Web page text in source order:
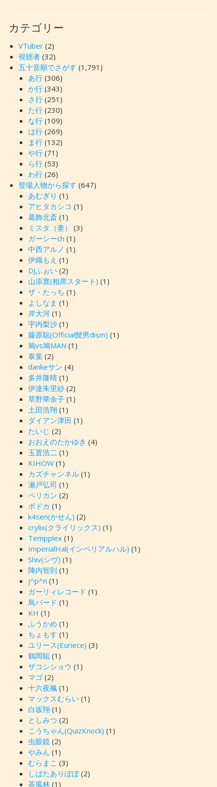
カテゴリー
VTuber(2)
視聴者(32)
五十音順でさがす (1,791)
あ行(306)
か行(343)
さ行(251)
た行(230)
な行(109)
は行(269)
ま行(132)
や行(71)
ら行(53)
わ行(26)
登場人物から探す (647)
あむぎり (1)
アヒタカシコ (1)
葛飾北斎(1)
ミスタ（妻）
(3)
ガーシーch (1)
中西アルノ (1)
伊織もえ (1)
DJふぉい (2)
山添寛(相席スタート) (1)
ザ・たっち (1)
よしなま (1)
岸大河(1)
宇内梨沙(1)
藤原聡(Official髭男dism) (1)
鳩vs鳩MAN (1)
泰葉(2)
dankeサン (4)
多井隆晴(1)
伊達朱里紗(2)
草野華余子(1)
土田浩翔 (1)
ダイアン津田 (1)
たいじ (2)
おおえのたかゆき (4)
玉置浩二 (1)
KIHOW(1)
カズチャンネル(1)
瀬戸弘司 (1)
ペリカン (2)
ボドカ (1)
k4sen(かせん) (2)
crylix(クライリックス) (1)
Tempplex(1)
ImperialHal(インペリアルハル) (1)
Shiv(シヴ) (1)
陣内智則 (1)
j^p^n (1)
ガーリィレコード (1)
鳥バード (1)
KH (1)
ふうかめ (1)
ちょもす (1)
ユリース(Euriece) (3)
鶴岡聡 (1)
ザコシショウ (1)
マゴ(2)
十六夜楓(1)
マックスむらい (1)
白坂翔 (1)
としみつ (2)
こうちゃん(QuizKnock) (1)
虫眼鏡(2)
やみん (1)
むらまこ (3)
しばたありぼぼ(2)
茶風林(1)